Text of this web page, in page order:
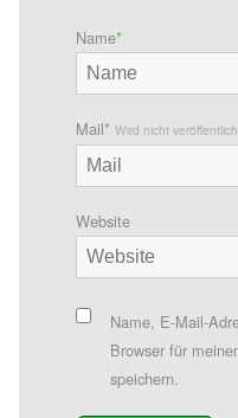
Name*
Mail* Wird nicht
Website
Name, E-Mail-
Browser für
speichern.